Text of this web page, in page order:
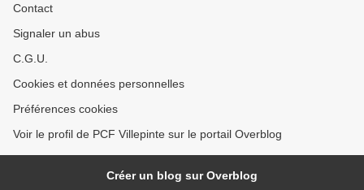
Contact
Signaler un abus
C.G.U.
Cookies et données personnelles
Préférences cookies
Voir le profil de PCF Villepinte sur le portail Overblog
Créer un blog sur Overblog